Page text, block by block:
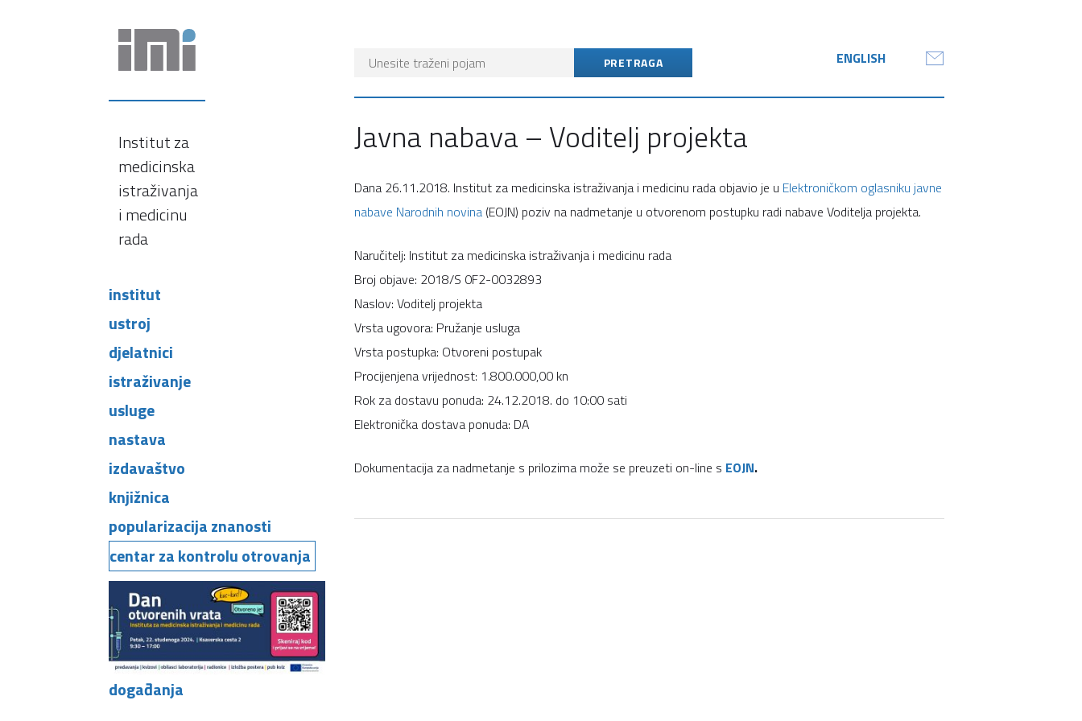
Institut za
medicinska
istraživanja
i medicinu
rada
institut
ustroj
djelatnici
istraživanje
usluge
nastava
izdavaštvo
knjižnica
popularizacija znanosti
centar za kontrolu otrovanja
događanja
ENGLISH
Javna nabava – Voditelj projekta
Dana 26.11.2018. Institut za medicinska istraživanja i medicinu rada objavio je u Elektroničkom oglasniku javne
nabave Narodnih novina (EOJN) poziv na nadmetanje u otvorenom postupku radi nabave Voditelja projekta.
Naručitelj: Institut za medicinska istraživanja i medicinu rada
Broj objave: 2018/S 0F2-0032893
Naslov: Voditelj projekta
Vrsta ugovora: Pružanje usluga
Vrsta postupka: Otvoreni postupak
Procijenjena vrijednost: 1.800.000,00 kn
Rok za dostavu ponuda: 24.12.2018. do 10:00 sati
Elektronička dostava ponuda: DA
Dokumentacija za nadmetanje s prilozima može se preuzeti on-line s EOJN.